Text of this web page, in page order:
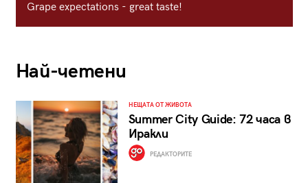
Grape expectations - great taste!
Най-четени
НЕЩАТА ОТ ЖИВОТА
Summer City Guide: 72 часа в
Иракли
РЕДАКТОРИТЕ